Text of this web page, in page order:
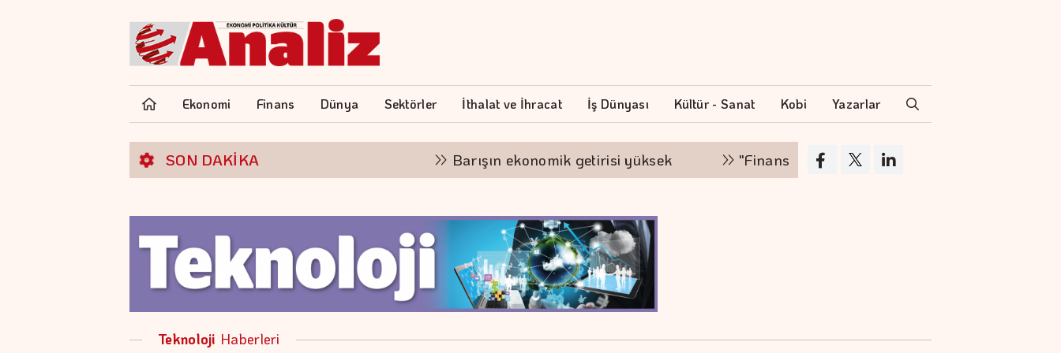
Ekonomi Finans Dünya Sektörler İthalat ve İhracat İş Dünyası Kültür - Sanat Kobi Yazarlar
SON DAKİKA Barışın ekonomik getirisi yüksek "Finansman zinciri kırılırsa üretim zinciri de durur"
Teknoloji Haberleri